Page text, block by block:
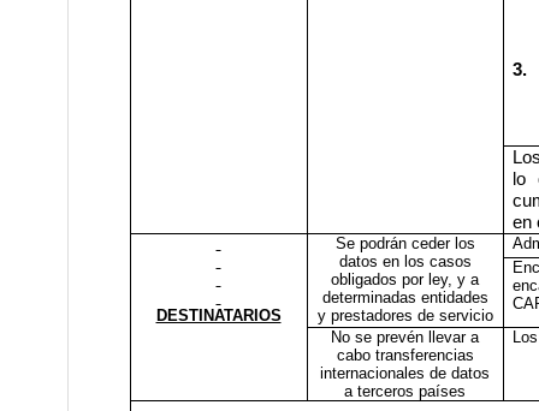
3.
lo
en
DESTINATARIOS
Se podrán ceder los
datos en los casos
obligados por ley, y a
determinadas entidades
y prestadores de servicio
No se prevén llevar a
cabo transferencias
internacionales de datos
a terceros países